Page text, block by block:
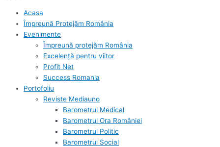
Acasa
Împreună Protejăm România
Evenimente
Împreună protejăm România
Excelență pentru viitor
Profit Net
Success Romania
Portofoliu
Reviste Mediauno
Barometrul Medical
Barometrul Ora României
Barometrul Politic
Barometrul Social